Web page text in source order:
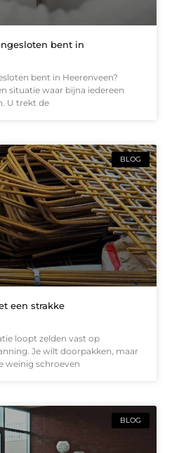
bent in
bent in Heerenveen?
situatie waar bijna iedereen
U trekt de
BLOG
een strakke
loopt zelden vast op
Je wilt doorpakken, maar
weinig schroeven
BLOG